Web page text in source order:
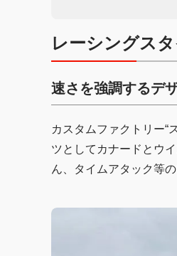
レーシングス
速さを強調するデ
カスタムファクトリー“
ツとしてカナードとウ
ん、タイムアタック等